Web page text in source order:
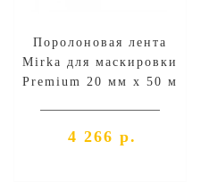
Поролоновая лента
Mirka для маскировки
Premium 20 мм х 50 м
4 266 р.